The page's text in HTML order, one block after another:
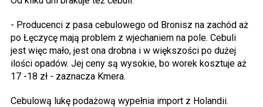
- Producenci z pasa cebulowego od Bronisz na zachód aż
po Łęczycę mają problem z wjechaniem na pole. Cebuli
jest więc mało, jest ona drobna i w większości po dużej
ilości opadów. Jej ceny są wysokie, bo worek kosztuje aż
17 -18 zł - zaznacza Kmera.
Cebulową lukę podażową wypełnia import z Holandii.